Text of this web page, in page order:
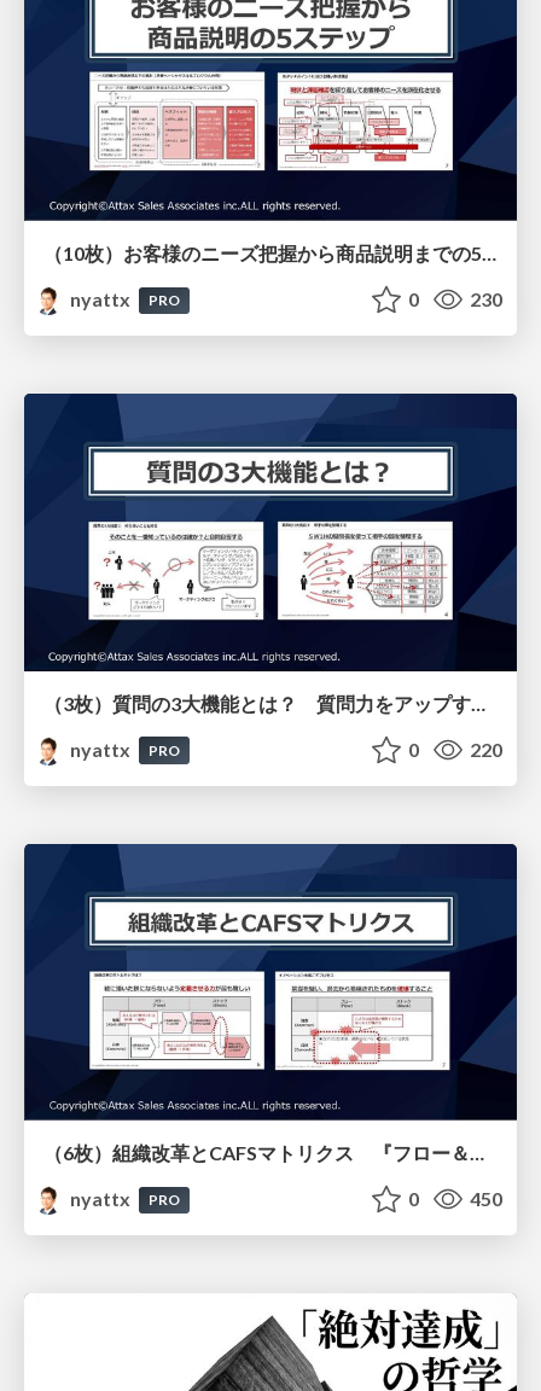
（10枚）お客様のニーズ把握から商品説明までの5ステップ （戦略的ヒアリング研修用）
nyattx
PRO 0 230
nyattx
PRO 0 220
（6枚）組織改革とCAFSマトリクス 『フロー＆ストック』より
nyattx
PRO 0 450